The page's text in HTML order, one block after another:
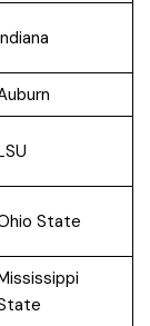
State